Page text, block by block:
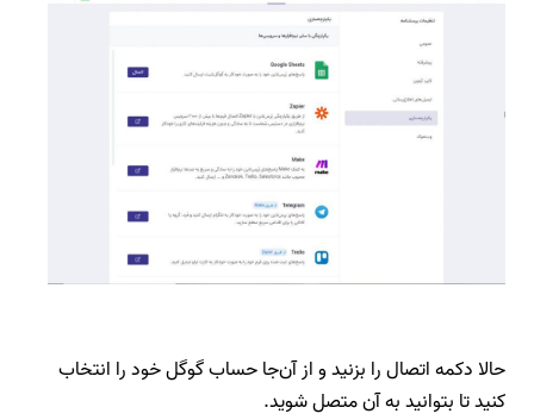
حالا دکمه اتصال را بزنید و از آن‌جا حساب گوگل خود را انتخاب
کنید تا بتوانید به آن متصل شوید.